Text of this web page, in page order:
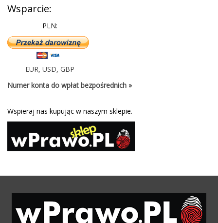
Wsparcie:
PLN:
EUR, USD, GBP
Numer konta do wpłat bezpośrednich »
Wspieraj nas kupując w naszym sklepie.